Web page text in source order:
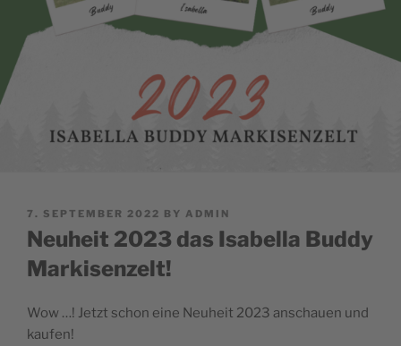
POSTED
ON
7. SEPTEMBER 2022 BY ADMIN
Neuheit 2023 das Isabella Buddy
Markisenzelt!
Wow …! Jetzt schon eine Neuheit 2023 anschauen und
kaufen!